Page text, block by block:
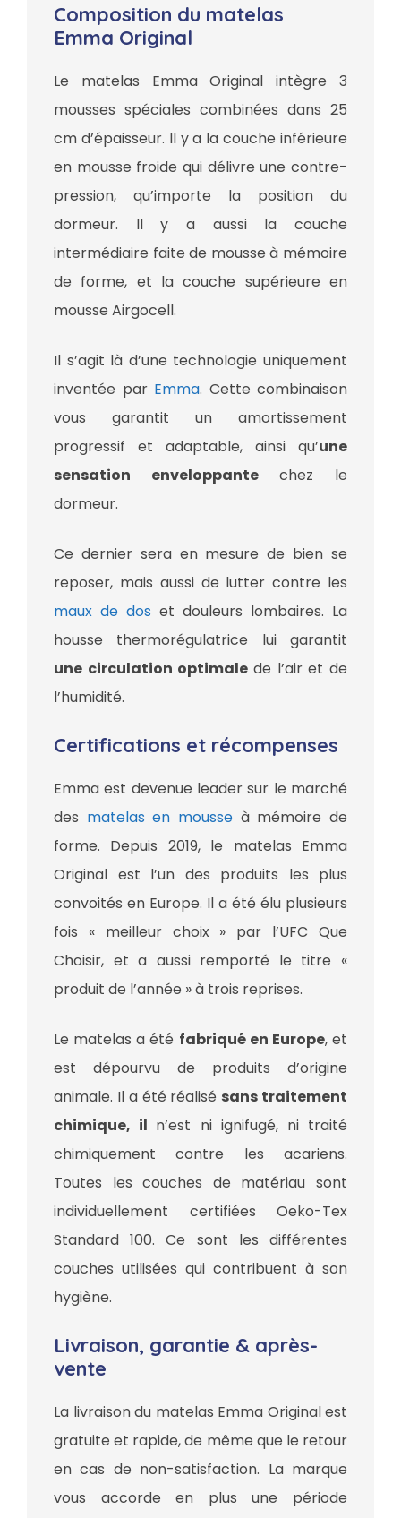
Composition du matelas
Emma Original
Le matelas Emma Original intègre 3
mousses spéciales combinées dans 25
cm d’épaisseur. Il y a la couche inférieure
en mousse froide qui délivre une contre-
pression, qu’importe la position du
dormeur. Il y a aussi la couche
intermédiaire faite de mousse à mémoire
de forme, et la couche supérieure en
mousse Airgocell.
Il s’agit là d’une technologie uniquement
inventée parEmma. Cette combinaison
vous garantit un amortissement
progressif et adaptable, ainsi qu’une
sensation enveloppantechez le
dormeur.
Ce dernier sera en mesure de bien se
reposer, mais aussi de lutter contre les
maux de dos et douleurs lombaires. La
housse thermorégulatrice lui garantit
une circulation optimale de l’air et de
l’humidité.
Certifications et récompenses
Emma est devenue leader sur le marché
des matelas en mousse à mémoire de
forme. Depuis 2019, le matelas Emma
Original est l’un des produits les plus
convoités en Europe. Il a été élu plusieurs
fois « meilleur choix » par l’UFC Que
Choisir, et a aussi remporté le titre «
produit de l’année » à trois reprises.
Le matelas a été fabriqué en Europe, et
est dépourvu de produits d’origine
animale. Il a été réalisé sans traitement
chimique, il n’est ni ignifugé, ni traité
chimiquement contre les acariens.
Toutes les couches de matériau sont
individuellement certifiées Oeko-Tex
Standard 100. Ce sont les différentes
couches utilisées qui contribuent à son
hygiène.
Livraison, garantie & après-
vente
La livraison du matelas Emma Original est
gratuite et rapide, de même que le retour
en cas de non-satisfaction. La marque
vous accorde en plus une période